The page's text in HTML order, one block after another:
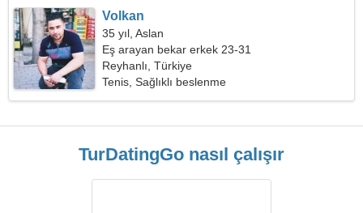
Volkan
35 yıl, Aslan
Eş arayan bekar erkek 23-31
Reyhanlı, Türkiye
Tenis, Sağlıklı beslenme
TurDatingGo nasıl çalışır